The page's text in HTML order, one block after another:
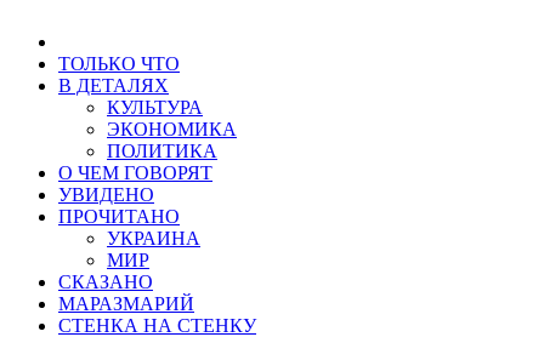
ТОЛЬКО ЧТО
В ДЕТАЛЯХ
КУЛЬТУРА
ЭКОНОМИКА
ПОЛИТИКА
О ЧЕМ ГОВОРЯТ
УВИДЕНО
ПРОЧИТАНО
УКРАИНА
МИР
СКАЗАНО
МАРАЗМАРИЙ
СТЕНКА НА СТЕНКУ